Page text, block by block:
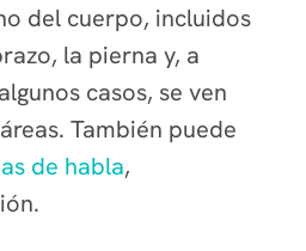
del cuerpo, incluidos
la pierna y, a
casos, se ven
También puede
de habla,